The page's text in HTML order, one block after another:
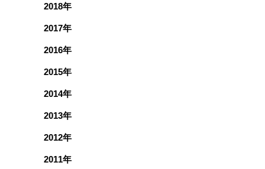
2018年
2017年
2016年
2015年
2014年
2013年
2012年
2011年